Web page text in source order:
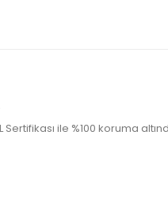
ile %100 koruma